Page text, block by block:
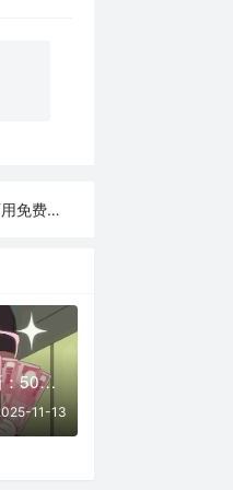
节点
11月13日实时更新：50条可用SSR/V2Ray/Clash节点
11-13